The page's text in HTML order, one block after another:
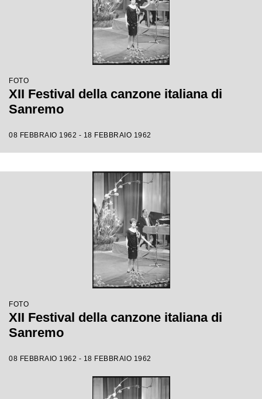
FOTO
XII Festival della canzone italiana di
Sanremo
08 FEBBRAIO 1962 - 18 FEBBRAIO 1962
FOTO
XII Festival della canzone italiana di
Sanremo
08 FEBBRAIO 1962 - 18 FEBBRAIO 1962